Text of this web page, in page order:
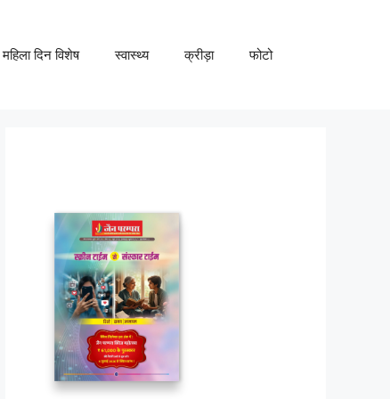
महिला दिन विशेष स्वास्थ्य क्रीड़ा फोटो